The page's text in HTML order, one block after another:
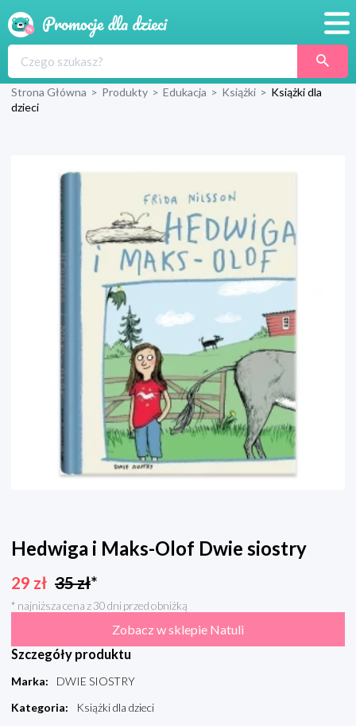
Produkty
Blog
Wyprawka
Strona Główna > Produkty > Edukacja > Książki > Książki dla
dzieci
Hedwiga i Maks-Olof Dwie siostry
29 zł 35zł*
* najniższa cena z 30 dni przed obniżką
Zobacz w sklepie Natuli
Szczegóły produktu
Marka:
DWIE SIOSTRY
Kategoria:
Książki dla dzieci